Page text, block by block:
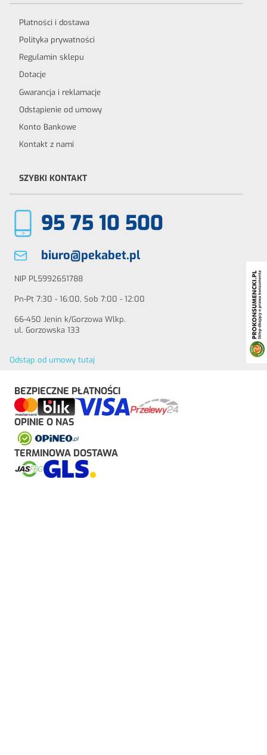
Płatności i dostawa
Polityka prywatności
Regulamin sklepu
Dotacje
Gwarancja i reklamacje
Odstąpienie od umowy
Konto Bankowe
Kontakt z nami
SZYBKI KONTAKT
95 75 10 500
biuro@pekabet.pl
NIP PL5992651788
Pn-Pt 7:30 - 16:00, Sob 7:00 - 12:00
66-450 Jenin k/Gorzowa Wlkp.
ul. Gorzowska 133
Odstąp od umowy tutaj
BEZPIECZNE PŁATNOŚCI
OPINIE O NAS
TERMINOWA DOSTAWA